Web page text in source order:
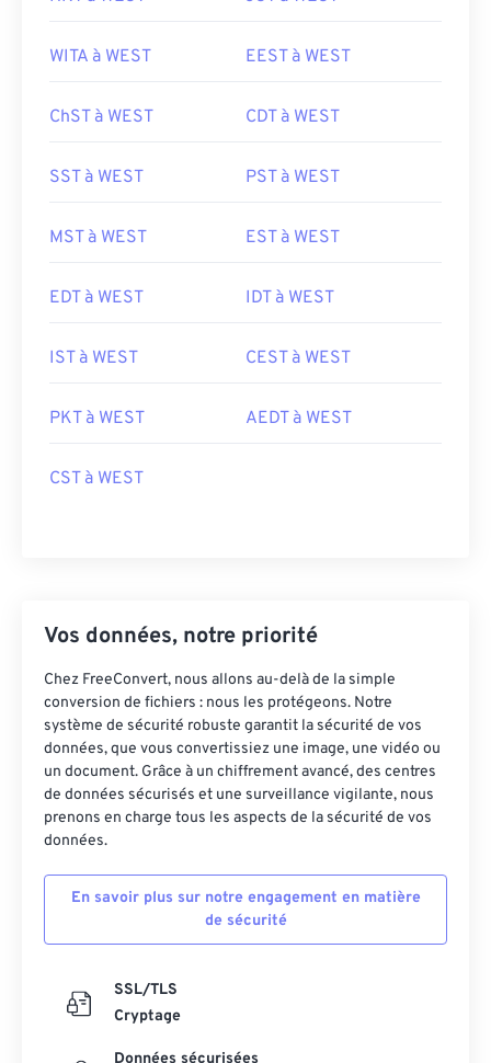
WITA à WEST EEST à WEST
ChST à WEST CDT à WEST
SST à WEST PST à WEST
MST à WEST EST à WEST
EDT à WEST IDT à WEST
IST à WEST CEST à WEST
PKT à WEST AEDT à WEST
CST à WEST
Vos données, notre priorité
Chez FreeConvert, nous allons au-delà de la simple
conversion de fichiers : nous les protégeons. Notre
système de sécurité robuste garantit la sécurité de vos
données, que vous convertissiez une image, une vidéo ou
un document. Grâce à un chiffrement avancé, des centres
de données sécurisés et une surveillance vigilante, nous
prenons en charge tous les aspects de la sécurité de vos
données.
En savoir plus sur notre engagement en matière
de sécurité
SSL/TLS
Cryptage
Données sécurisées